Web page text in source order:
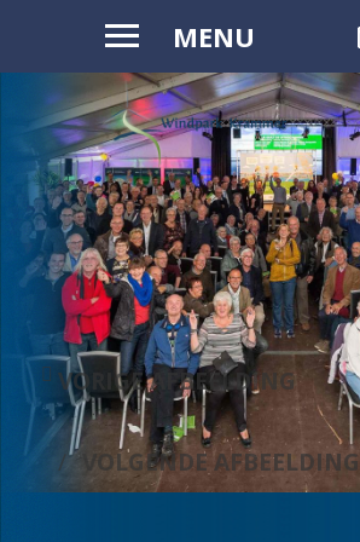
MENU
WAAR WATER
OVERGAAT IN
LAND,
EN LAND
OVERGAAT
IN WATER, IS
RUIMTE.
VORIGE AFBEELDING
VOLGENDE AFBEELDING